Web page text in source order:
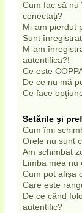
Cum fac să nu
conectaţi?
Mi-am pierdut
Sunt
M-am
autentifica?!
Ce este
De ce nu mă
Ce face
Setările şi
Cum îmi
Orele nu sunt
Am schimbat
Limba mea nu
Cum pot afişa
Care este
De ce când
autentific?